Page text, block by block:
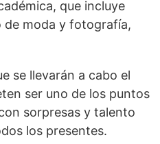
que incluye
de moda y fotografía,
se llevarán a cabo el
ser uno de los puntos
sorpresas y talento
los presentes.